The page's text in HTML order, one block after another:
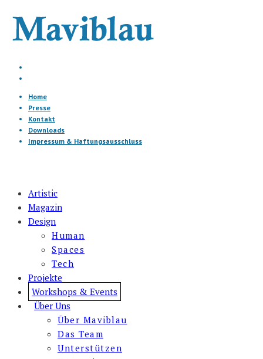
Home
Presse
Kontakt
Downloads
Impressum & Haftungsausschluss
Artistic
Magazin
Design
Human
Spaces
Tech
Projekte
Workshops & Events
Über Uns
Über Maviblau
Das Team
Unterstützen